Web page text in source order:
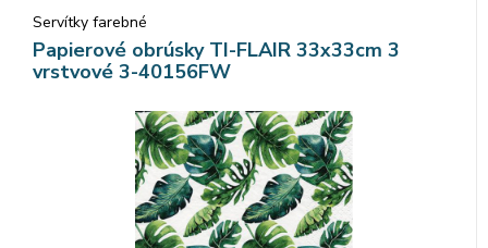
Servítky farebné
Papierové obrúsky TI-FLAIR 33x33cm 3
vrstvové 3-40156FW